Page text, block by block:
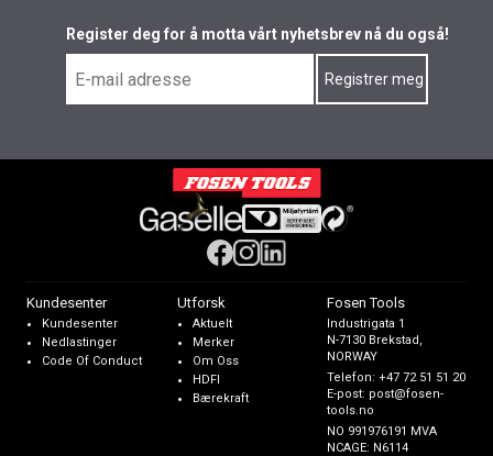
Register deg for å motta vårt nyhetsbrev nå du også!
Kundesenter
Kundesenter
Nedlastinger
Code Of Conduct
Utforsk
Aktuelt
Merker
Om Oss
HDFI
Bærekraft
Fosen Tools
Industrigata 1
N-7130 Brekstad,
NORWAY
Telefon:+47 72 51 51 20
E-post: post@fosen-
tools.no
NO 991976191 MVA
NCAGE: N6114